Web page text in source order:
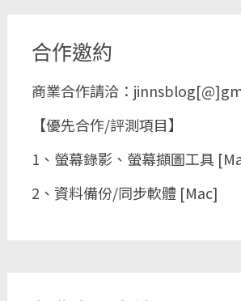
合作邀約
商業合作請洽：
【優先合作/評測項目】
1、螢幕錄影、螢幕擷圖工具
2、資料備份/同步軟體 [Mac]